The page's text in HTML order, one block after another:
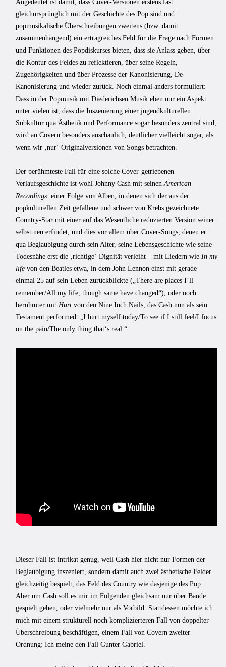
Angedeutet ist damit, dass Cover-Versionen erstens fast
gleichursprünglich mit der Geschichte des Pop sind und
popmusikalische Überschreibungen zweitens (bzw. damit
zusammenhängend) ein ertragreiches Feld für die Frage nach Formen
und Funktionen des Popdiskurses bieten, dass sie Anlass geben, über
die Kontur des Feldes zu reflektieren, über seine Regeln,
Zugehörigkeiten und über Prozesse der Kanonisierung, De-
Kanonisierung und wieder zurück. Noch einmal anders formuliert:
Dass in der Popmusik mit Diederichsen Musik eben nur ein Aspekt
unter vielen ist, dass die Inszenierung einer jugendkulturellen
Subkultur qua Ästhetik und Performance sogar besonders zentral sind,
wird an Covern besonders anschaulich, deutlicher vielleicht sogar, als
wenn wir ‚nur‘ Originalversionen von Songs betrachten.
Der berühmteste Fall für eine solche Cover-getriebenen
Verlaufsgeschichte ist wohl Johnny Cash mit seinen American
Recordings: einer Folge von Alben, in denen sich der aus der
popkulturellen Zeit gefallene und schwer von Krebs gezeichnete
Country-Star mit einer auf das Wesentliche reduzierten Version seiner
selbst neu erfindet, und dies vor allem über Cover-Songs, denen er
qua Beglaubigung durch sein Alter, seine Lebensgeschichte wie seine
Todesnähe erst die ‚richtige‘ Dignität verleiht – mit Liedern wie In my
life von den Beatles etwa, in dem John Lennon einst mit gerade
einmal 25 auf sein Leben zurückblickte („There are places I’ll
remember/All my life, though same have changed“), oder noch
berühmter mit Hurt von den Nine Inch Nails, das Cash nun als sein
Testament performed: „I hurt myself today/To see if I still feel/I focus
on the pain/The only thing that‘s real.“
Dieser Fall ist intrikat genug, weil Cash hier nicht nur Formen der
Beglaubigung inszeniert, sondern damit auch zwei ästhetische Felder
gleichzeitig bespielt, das Feld des Country wie dasjenige des Pop.
Aber um Cash soll es mir im Folgenden gleichsam nur über Bande
gespielt gehen, oder vielmehr nur als Vorbild. Stattdessen möchte ich
mich mit einem strukturell noch komplizierteren Fall von doppelter
Überschreibung beschäftigen, einem Fall von Covern zweiter
Ordnung: Ich meine den Fall Gunter Gabriel.